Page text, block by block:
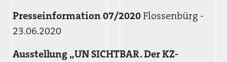
Presseinformation 07/2020Flossenbürg -
23.06.2020
Ausstellung „UN SICHTBAR. Der KZ-